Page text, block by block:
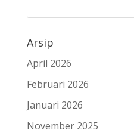
Arsip
April 2026
Februari 2026
Januari 2026
November 2025